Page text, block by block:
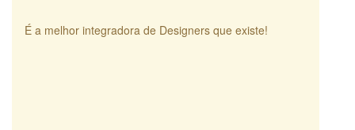
É a melhor integradora de Designers que existe!